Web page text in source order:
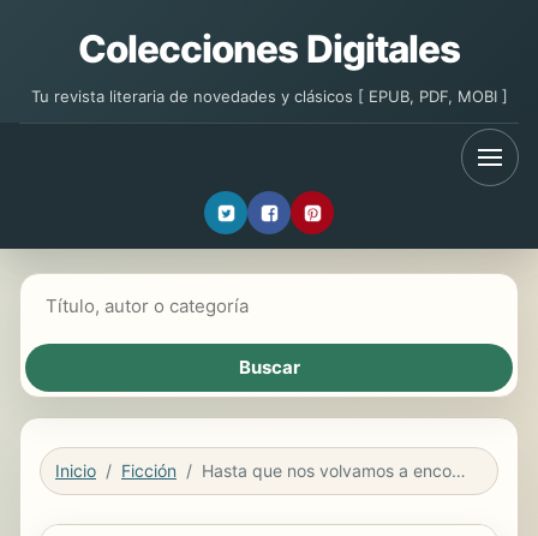
Colecciones Digitales
Tu revista literaria de novedades y clásicos [ EPUB, PDF, MOBI ]
Inicio Ficción Hasta que nos volvamos a encontrar